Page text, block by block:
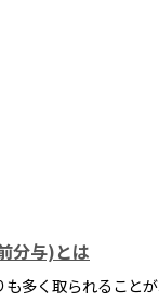
分与)とは
多く取られること